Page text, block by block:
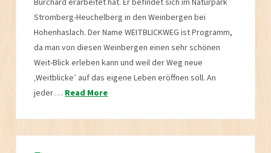
Stromberg-Heuchelberg in den Weinbergen bei
Hohenhaslach. Der Name WEITBLICKWEG ist Programm,
da man von diesen Weinbergen einen sehr schönen
Weit-Blick erleben kann und weil der Weg neue
‚Weitblicke’ auf das eigene Leben eröffnen soll. An
jeder … Read More